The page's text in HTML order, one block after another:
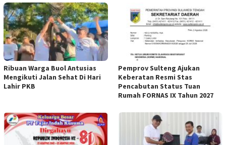
Ribuan Warga Buol Antusias
Mengikuti Jalan Sehat Di Hari
Lahir PKB
Pemprov Sulteng Ajukan
Keberatan Resmi Stas
Pencabutan Status Tuan
Rumah FORNAS IX Tahun 2027